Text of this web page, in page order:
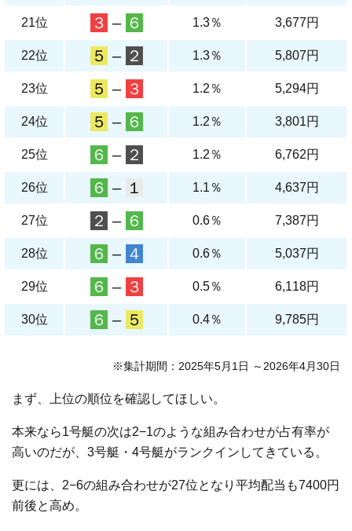
21位 ３ – ６ 1.3％ 3,677円
22位 ５ – ２ 1.3％ 5,807円
23位 ５ – ３ 1.2％ 5,294円
24位 ５ – ６ 1.2％ 3,801円
25位 ６ – ２ 1.2％ 6,762円
26位 ６ – １ 1.1％ 4,637円
27位 ２ – ６ 0.6％ 7,387円
28位 ６ – ４ 0.6％ 5,037円
29位 ６ – ３ 0.5％ 6,118円
30位 ６ – ５ 0.4％ 9,785円
※集計期間：2025年5月1日 ～2026年4月30日
まず、上位の順位を確認してほしい。
本来なら1号艇の次は2−1のような組み合わせが占有率が
高いのだが、3号艇・4号艇がランクインしてきている。
更には、2−6の組み合わせが27位となり平均配当も7400円
前後と高め。